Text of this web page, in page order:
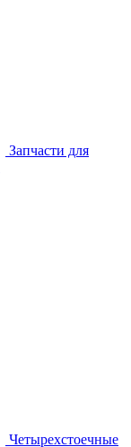
Запчасти для
Четырехстоечные